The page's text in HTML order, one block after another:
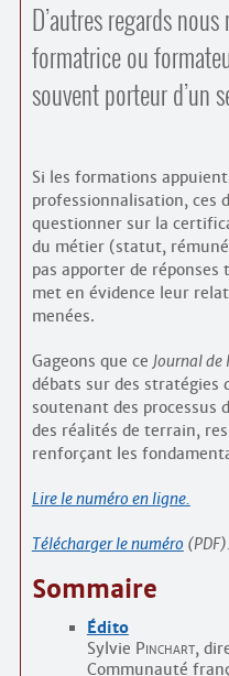
D’autres regards
formatrice ou
souvent porteur d’un
Si les formations
professionnalisation, ces
questionner sur la
du métier (statut,
pas apporter de
met en évidence leur
menées.
Gageons que ce Journal de
débats sur des stratégies
soutenant des processus
des réalités de terrain,
renforçant les
Lire le numéro en ligne.
Télécharger le numéro (PDF).
Sommaire
Édito
Sylvie Pinchart,
Communauté